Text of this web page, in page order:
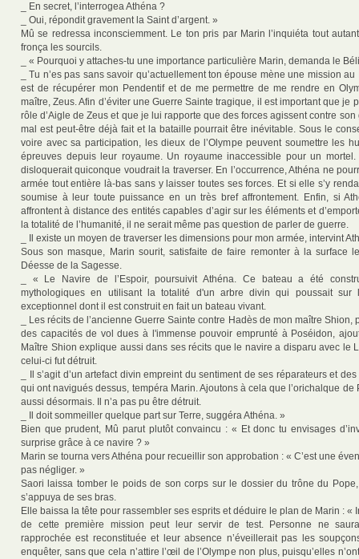
_ En secret, l’interrogea Athéna ?
_ Oui, répondit gravement la Saint d’argent. »
Mû se redressa inconsciemment. Le ton pris par Marin l’inquiéta tout
fronça les sourcils.
_ « Pourquoi y attaches-tu une importance particulière Marin, demanda le
_ Tu n’es pas sans savoir qu’actuellement ton épouse mène une mission au
est de récupérer mon Pendentif et de me permettre de me rendre en
maître, Zeus. Afin d’éviter une Guerre Sainte tragique, il est important que je
rôle d’Aigle de Zeus et que je lui rapporte que des forces agissent contre son
mal est peut-être déjà fait et la bataille pourrait être inévitable. Sous le
voire avec sa participation, les dieux de l’Olympe peuvent soumettre les
épreuves depuis leur royaume. Un royaume inaccessible pour un mortel.
disloquerait quiconque voudrait la traverser. En l’occurrence, Athéna ne
armée tout entière là-bas sans y laisser toutes ses forces. Et si elle s’y
soumise à leur toute puissance en un très bref affrontement. Enfin, si
affrontent à distance des entités capables d’agir sur les éléments et
la totalité de l’humanité, il ne serait même pas question de parler de guerre.
_ Il existe un moyen de traverser les dimensions pour mon armée, intervint
Sous son masque, Marin sourit, satisfaite de faire remonter à la surface
Déesse de la Sagesse.
_ « Le Navire de l’Espoir, poursuivit Athéna. Ce bateau a été
mythologiques en utilisant la totalité d'un arbre divin qui poussait sur
exceptionnel dont il est construit en fait un bateau vivant.
_ Les récits de l’ancienne Guerre Sainte contre Hadès de mon maître Shion,
des capacités de vol dues à l'immense pouvoir emprunté à Poséidon,
Maître Shion explique aussi dans ses récits que le navire a disparu avec le
celui-ci fut détruit.
_ Il s’agit d’un artefact divin empreint du sentiment de ses réparateurs et
qui ont navigués dessus, tempéra Marin. Ajoutons à cela que l’orichalque de
aussi désormais. Il n’a pas pu être détruit.
_ Il doit sommeiller quelque part sur Terre, suggéra Athéna. »
Bien que prudent, Mû parut plutôt convaincu : « Et donc tu envisages
surprise grâce à ce navire ? »
Marin se tourna vers Athéna pour recueillir son approbation : « C’est une
pas négliger. »
Saori laissa tomber le poids de son corps sur le dossier du trône du
s’appuya de ses bras.
Elle baissa la tête pour rassembler ses esprits et déduire le plan de Marin : «
de cette première mission peut leur servir de test. Personne ne
rapprochée est reconstituée et leur absence n’éveillerait pas les
enquêter, sans que cela n’attire l’œil de l’Olympe non plus, puisqu’elles